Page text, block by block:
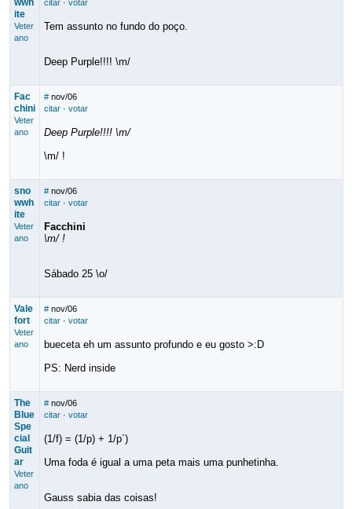
wwh
ite
Veter
ano
citar· votar
Tem assunto no fundo do poço.
Deep Purple!!!! \m/
Fac
chini
Veter
ano
# nov/06
citar· votar
Deep Purple!!!! \m/
\m/ !
sno
wwh
ite
Veter
ano
# nov/06
citar· votar
Facchini
\m/ !
Sábado 25 \o/
Vale
fort
Veter
ano
# nov/06
citar· votar
bueceta eh um assunto profundo e eu gosto >:D
PS: Nerd inside
The
Blue
Spe
cial
Guit
ar
Veter
ano
# nov/06
citar· votar
(1/f) = (1/p) + 1/p´)
Uma foda é igual a uma peta mais uma punhetinha.
Gauss sabia das coisas!